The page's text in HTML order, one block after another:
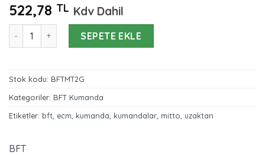
522,78 TL Kdv Dahil
BFT Mitto 2G Uzaktan Kumanda adet
SEPETE EKLE
Stok kodu: BFTMT2G
Kategoriler: BFT Kumanda
Etiketler: bft ecm kumanda kumandalar mitto uzaktan
BFT